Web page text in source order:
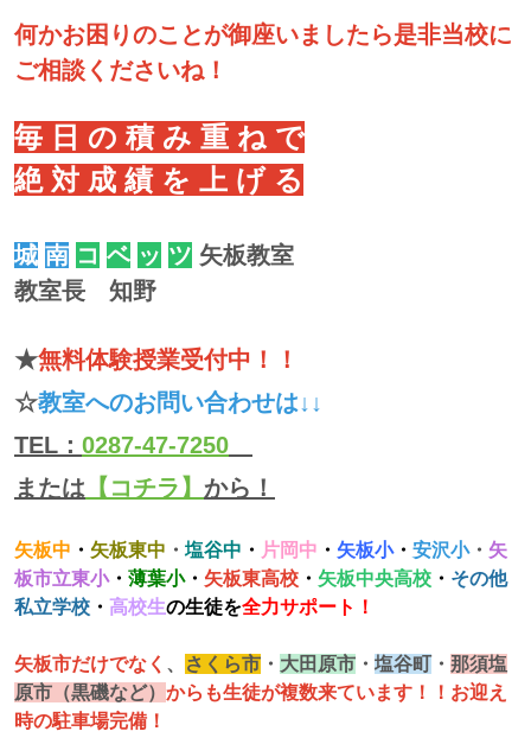
何かお困りのことが御座いましたら是非当校に
ご相談くださいね！
毎 日 の 積 み 重 ね で
絶 対 成 績 を 上 げ る
城 南 コ ベ ッ ツ 矢板教室
教室長 知野
★無料体験授業受付中！！
☆教室へのお問い合わせは↓↓
TEL： 0287-47-7250
または 【コチラ】 から！
矢板中 ・ 矢板東中 ・ 塩谷中 ・ 片岡中 ・ 矢板小・ 安沢小・ 矢
板市立東小・ 薄葉小・ 矢板東高校 ・ 矢板中央高校 ・ その他
私立学校 ・ 高校生の生徒を全力サポート！
矢板市だけでなく 、 さくら市 ・ 大田原市 ・ 塩谷町 ・ 那須塩
原市（黒磯など） からも生徒が複数来ています！！お迎え
時の駐車場完備！